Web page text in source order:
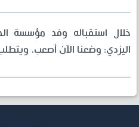
خلال استقباله وفد مؤسسة
اليزدي: وضعنا الآن أصعب،